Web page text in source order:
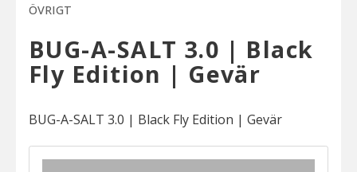
ÖVRIGT
BUG-A-SALT 3.0 | Black
Fly Edition | Gevär
BUG-A-SALT 3.0 | Black Fly Edition | Gevär